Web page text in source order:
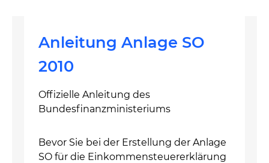
Anleitung Anlage SO
2010
Offizielle Anleitung des
Bundesfinanzministeriums
Bevor Sie bei der Erstellung der Anlage
SO für die Einkommensteuererklärung